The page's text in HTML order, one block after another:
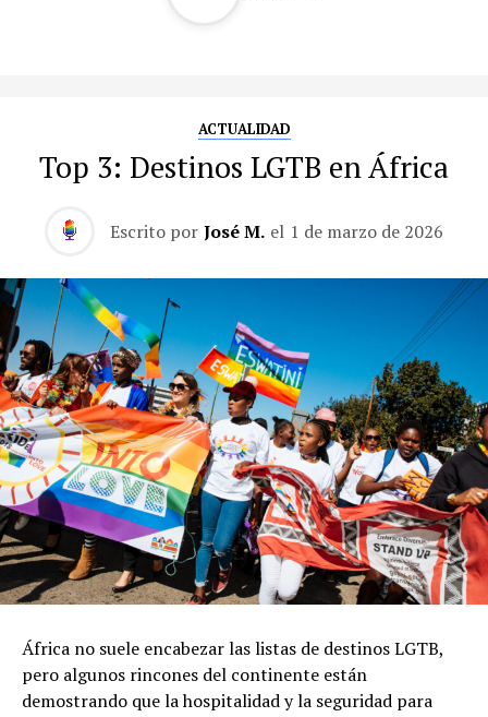
ACTUALIDAD
Top 3: Destinos LGTB en África
Escrito por José M. el 1 de marzo de 2026
África no suele encabezar las listas de destinos LGTB,
pero algunos rincones del continente están
demostrando que la hospitalidad y la seguridad para